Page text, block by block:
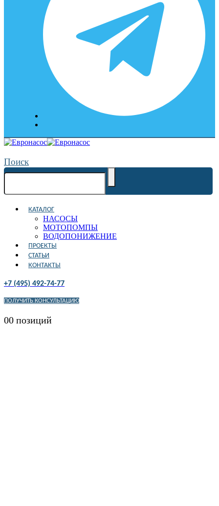
Поиск
КАТАЛОГ
НАСОСЫ
МОТОПОМПЫ
ВОДОПОНИЖЕНИЕ
ПРОЕКТЫ
СТАТЬИ
КОНТАКТЫ
+7 (495) 492-74-77
ПОЛУЧИТЬ КОНСУЛЬТАЦИЮ
00 позиций